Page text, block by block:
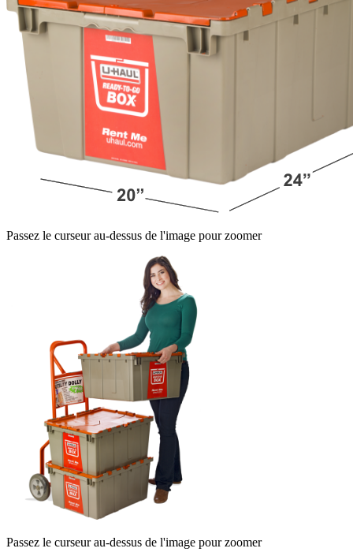
Passez le curseur au-dessus de l'image pour zoomer
Passez le curseur au-dessus de l'image pour zoomer